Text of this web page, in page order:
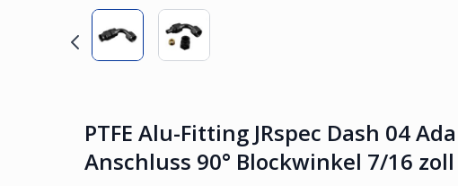
PTFE Alu-Fitting JRspec Dash 04
Anschluss 90° Blockwinkel 7/16